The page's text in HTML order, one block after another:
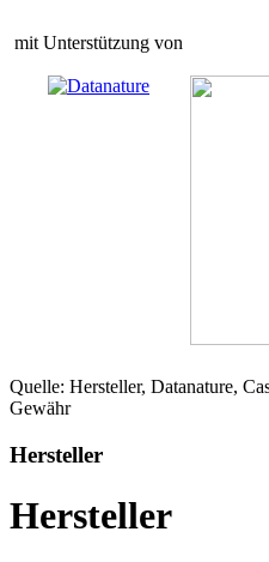
mit Unterstützung von
Quelle: Hersteller, Datanature,
Gewähr
Hersteller
Hersteller